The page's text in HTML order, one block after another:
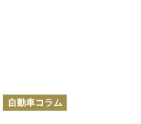
カ
テ
自動車コラム